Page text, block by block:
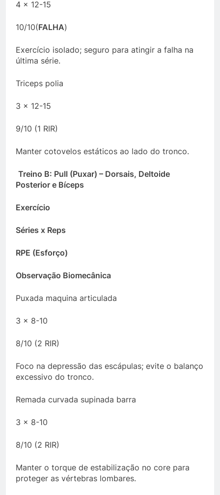
4 x 12-15
10/10(FALHA)
Exercício isolado; seguro para atingir a falha na
última série.
Triceps polia
3 x 12-15
9/10 (1 RIR)
Manter cotovelos estáticos ao lado do tronco.
Treino B: Pull (Puxar) – Dorsais, Deltoide
Posterior e Bíceps
Exercício
Séries x Reps
RPE (Esforço)
Observação Biomecânica
Puxada maquina articulada
3 x 8-10
8/10 (2 RIR)
Foco na depressão das escápulas; evite o balanço
excessivo do tronco.
Remada curvada supinada barra
3 x 8-10
8/10 (2 RIR)
Manter o torque de estabilização no core para
proteger as vértebras lombares.